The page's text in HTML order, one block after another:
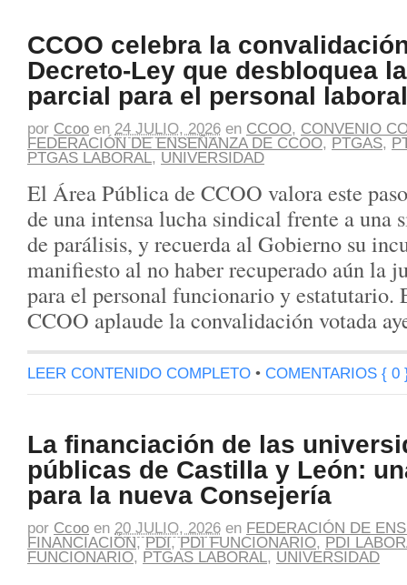
CCOO celebra la
Decreto-Ley que desbloquea
parcial para el personal laboral
por Ccoo en 24 JULIO, 2026 en CCOO, CONVENIO
FEDERACIÓN DE ENSEÑANZA DE CCOO, PTGAS,
PTGAS LABORAL, UNIVERSIDAD
El Área Pública de CCOO valora este
de una intensa lucha sindical frente a una
de parálisis, y recuerda al Gobierno su
manifiesto al no haber recuperado aún la
para el personal funcionario y estatutario.
CCOO aplaude la convalidación votada
LEER CONTENIDO COMPLETO • COMENTARIOS { 0
La financiación de las
públicas de Castilla y León:
para la nueva Consejería
por Ccoo en 20 JULIO, 2026 en FEDERACIÓN DE
FINANCIACIÓN,PDI,PDI FUNCIONARIO, PDI
FUNCIONARIO, PTGAS LABORAL, UNIVERSIDAD